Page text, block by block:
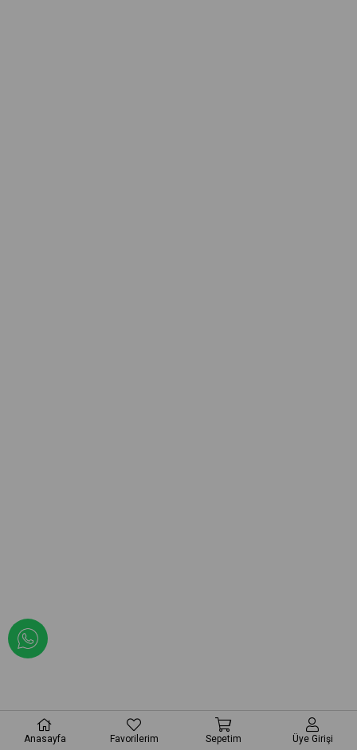
Anasayfa Favorilerim Sepetim Üye Girişi